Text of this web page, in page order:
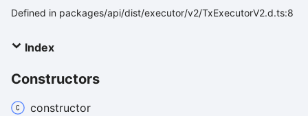
Defined in packages/api/dist/executor/v2/TxExecutorV2.d.ts:8
Index
Constructors
constructor